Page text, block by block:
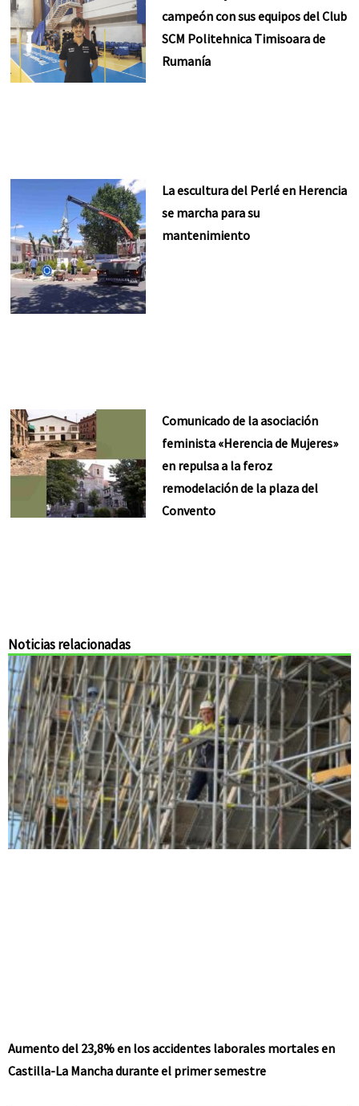
campeón con sus equipos del Club
SCM Politehnica Timisoara de
Rumanía
La escultura del Perlé en Herencia
se marcha para su
mantenimiento
Comunicado de la asociación
feminista «Herencia de Mujeres»
en repulsa a la feroz
remodelación de la plaza del
Convento
Noticias relacionadas
Aumento del 23,8% en los accidentes laborales mortales en
Castilla-La Mancha durante el primer semestre